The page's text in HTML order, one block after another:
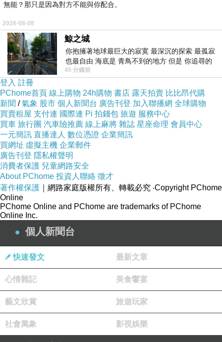
商品訊息:
品號：242000
充電次數最高可達約1000次
超低內阻，最適合MP3等高耗電
日本技術研發，超經濟環保
無能？那只是因為對方不能與你配合。
2026-08-08
鯨之城
你抱擁著地球最巨大的寂寞 最深沉的探索 最孤寂
也最自由 海底是 青鳥不到的地方 但是 你追尋的
幸福 可以比珍珠更
45 分鐘前
登入 註冊
PChome首頁 線上購物 24h購物 書店 露天拍賣 比比昂代購
新聞 /氣象 股市 個人新聞台 廣告刊登 加入聯播網 全球購物
買賣租屋 支付連 國際連 Pi 拍錢包 旅遊 服務中心
買車 旅行團 汽車險推薦 線上麻將 雜誌 星座命理 會員中心
一元簡訊 直播達人 數位憑證 企業簡訊
買網址 虛擬主機 企業郵件
廣告刊登 隱私權聲明
消費者保護 兒童網路安全
About PChome 投資人聯絡 徵才
著作權保護 ｜網路家庭版權所有、轉載必究 ‧Copyright PChome
Online
PChome Online and PChome are trademarks of PChome
Online Inc.
個人新聞台
快速發文 最新文章
心情雜記 美食饗宴
藝文欣賞 旅遊玩家
社會萬象 影視娛樂